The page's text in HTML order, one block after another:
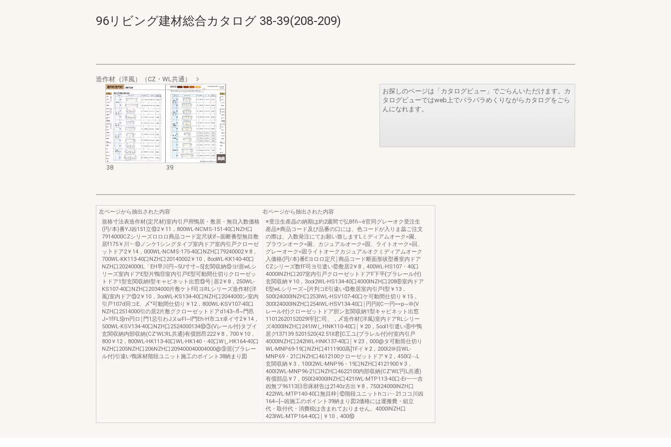
96リビング建材総合カタログ 38-39(208-209)
造作材（洋風）（CZ・WL共通）
38 39
お探しのページは「カタログビュー」でごらんいただけます。カ
タログビューではweb上でパラパラめくりながらカタログをごら
んになれます。
左ページから抽出された内容
規格寸法表造作材(定尺材)室内引戸用鴨居・敷居・無目入数価格
(円/本)番YJ凶151立⑩2￥11，800WL-NCMS-151-40口NZH口
7914000CZシリーズロロロ商品コード定尺状ìf~面断番型無目敷
居f175￥川﹄⑩ノンケ1シングタイプ室内ドア室内引戸クローゼ
ッ卜ドア2￥14，000WL-NCMS-175-40口NZH口79240002￥8，
700WL-KK113-40口NZH口20140002￥10，8∞WL-KK140-40口
NZH口2024000tL「EH早川円~5U寸寸~5]玄関収納⑬ヨ!居wLシ
リーズ室内ドアE型片鴨⑪室内引戸E型可動間仕切りクローゼッ
トドア1型玄関収納I型キャビネット出窓⑬号￨居2￥8，250WL-
KS107-40口NZH口2034000片敷ケトf司ヨRLシリーズ造作材(洋
風)室内ドア⑬2￥10，3∞WL-KS134-40口NZH口2044000ン室内
引戸107d同コE、〆"可動間仕切り￥12，800WL-KSV107-40口
NZH口2514000引の居2片敷グクローゼットドアd143~fl~門邑
J=1fFL5]m円ロ￨門1忌引わJヌωFl~I門Eh-H市ユτ卓イ寸2￥14，
500WL-KSV134-40口NZH口2524000134⑩③(Vレール付)タブイ
玄関収納内部収納(CZ'WL'RL共通)有償部昂222￥8，700￥10，
800￥12，800WL-HK113-40口WL-HK140・40口WしHK164-40口
NZH口205NZH口206NZH口209400040004000@⑨居(プラレー
ル付)引違い鴨床材階段ユニット施工のポイント38納まり図
右ページから抽出された内容
※受注生産晶の納期は約2週間で弘Bfñ~ê官同グレーオク受注生
産品※商品コード及び品番の口には、色コードが入りま蕊ご注文
の際は、入数発注にてお願い致しますLミディアムオーク=園、
ブラウンオーク=園、カジュアルオーク=固、ライトオーク=回、
グレーオーク=固ライトオークカジュアルオクミディアムオーク
入価格(円/本)番Eヨロロ定尺￨商品コード断面形状型番室内ドア
CZシリーズ数fF司ヨ引遣い⑫敷居2￥8，400WL-HS107・40口
4000INZH口207室内引戸クローゼットドアF下平{プラレール付)
玄関収納￥10，3∞I2WL-HS134-40口4000INZH口208⑧室内ドア
E型wLシリーズ~[片判コE引違い⑬敷居室内引戸I型￥13，
500I24000INZH口253IWL-HSV107-40口ケ可動間仕切り￥15，
300I24000INZH口254IWL-HSV134-40口￨円円l{C一円==p~⑩(V
レール付)クローゼットドア胆ン玄関収納1型キャビネット出窓
11012620152029I牢[仁司、，〆造作材(洋風)室内ドアRLシリー
ズ4000INZH口241IWしHNK110-40口￨￥20，5∞I1引遣い⑧中鴨
居グt37139.5201520(42.51II君[C工ユ(プラレル付)付室内引戸
4000INZH口242IWL-HNK137-40口￨￥23，000@タ可動筒仕切り
WL-MNP69-19口NZH口4111900高[1Fイ￥2，200I2⑩目WL-
MNP69・21口NZH口4612100クローゼットドア￥2，450I2﹁L
玄関収納￥3，100I2WL-MNP96・19口NZH口4121900￥3，
400I2WL-MNP96-21口NZH口4622100内部収納(CZ'WL'円L共通)
有償部品￥7，050I24000INZH口421IWL-MTP113-40口-Er一一吉
凶無プ96113日⑪床材告は2140z古出￥8，750I24000INZH口
422IWL-MTP140-40口無目枠￨⑫階段ユニットhコ↓﹂21ココ川凶
164~[~凶施工のポイント39納まり図2価格には運搬費・組立
代・取付代・消費税は含まれておりません。4000INZH口
423IWL-MTP164-40口￨￥10，400⑩